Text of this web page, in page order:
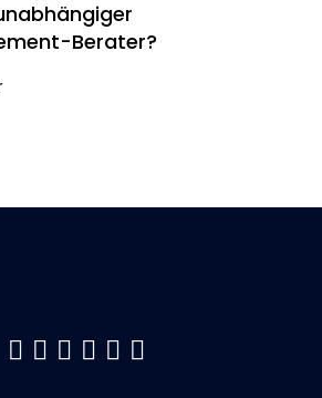
Berater?
Like us on Facebook
Follow us on Twitter
Follow us on
Add us on
Follow us on
Follow us on